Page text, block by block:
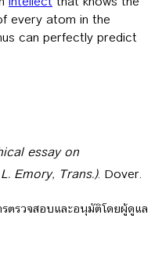
every atom in the
can perfectly predict
essay on
Emory, Trans.). Dover.
ตรวจสอบและอนุมัติโดยผู้ดูแล